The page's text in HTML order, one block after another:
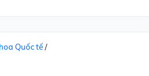
Quốc tế/